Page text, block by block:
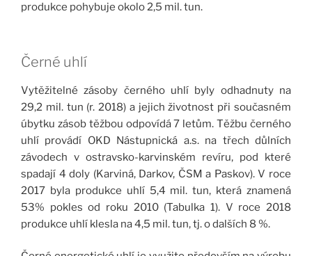
produkce pohybuje okolo 2,5 mil. tun.
Černé uhlí
Vytěžitelné zásoby černého uhlí byly odhadnuty na
29,2 mil. tun (r. 2018) a jejich životnost při současném
úbytku zásob těžbou odpovídá 7 letům. Těžbu černého
uhlí provádí OKD Nástupnická a.s. na třech důlních
závodech v ostravsko-karvinském revíru, pod které
spadají 4 doly (Karviná, Darkov, ČSM a Paskov). V roce
2017 byla produkce uhlí 5,4 mil. tun, která znamená
53% pokles od roku 2010 (Tabulka 1). V roce 2018
produkce uhlí klesla na 4,5 mil. tun, tj. o dalších 8 %.